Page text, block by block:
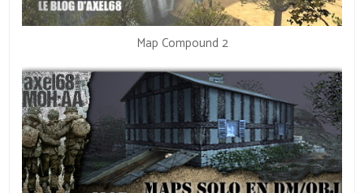
Map Compound 2